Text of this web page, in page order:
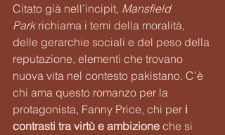
Citato già nell’incipit, Mansfield
Park richiama i temi della moralità,
delle gerarchie sociali e del peso della
reputazione, elementi che trovano
nuova vita nel contesto pakistano. C’è
chi ama questo romanzo per la
protagonista, Fanny Price, chi per i
contrasti tra virtù e ambizione che si